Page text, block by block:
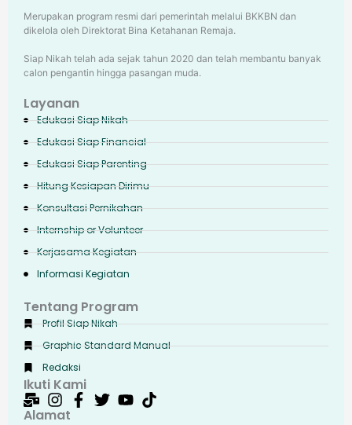
Merupakan program resmi dari pemerintah melalui BKKBN dan
dikelola oleh Direktorat Bina Ketahanan Remaja.
Siap Nikah telah ada sejak tahun 2020 dan telah membantu banyak
calon pengantin hingga pasangan muda.
Layanan
Edukasi Siap Nikah
Edukasi Siap Financial
Edukasi Siap Parenting
Hitung Kesiapan Dirimu
Konsultasi Pernikahan
Internship or Volunteer
Kerjasama Kegiatan
Informasi Kegiatan
Tentang Program
Profil Siap Nikah
Graphic Standard Manual
Redaksi
Ikuti Kami
Alamat